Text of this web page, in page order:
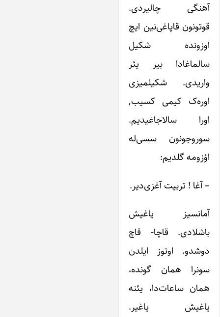
آهنگی چالیردی.
قوتونون قاپاغی‌نین ایچ
اوزونده شکیل
سالماغادا بیر یئر
وار‌یدی. شکیلمیزی
اوره‌ک کیمی کسیب,
اورا سالاجاغیدیم.
سوروجونون سسی‌له
اؤزومه گلدیم:
– آغا ! تربیت آغزی‌دیر.
آمانسیز یاغیش
باشلادی. قاچا- قاچ
دوشدو. اوتوز ایلدن
سونرا همان گونده،
همان ساعات‌دا، یئنه
یاغیش یاغیر.